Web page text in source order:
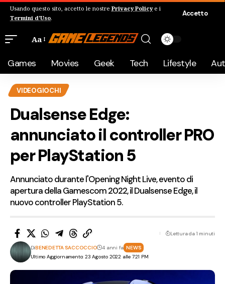
Usando questo sito, accetto le nostre Privacy Policye i
Termini d'Uso.
Accetto
Aa
Games Movies Geek Tech Lifestyle
VIDEOGIOCHI
Dualsense Edge:
annunciato il controller PRO
per PlayStation 5
Annunciato durante l'Opening Night Live, evento di
apertura della Gamescom 2022, il Dualsense Edge, il
nuovo controller PlayStation 5.
Ultimo Aggiornamento: 23 Agosto 2022 alle 7:21 PM
DiBENEDETTA SACCOCCIO 4 anni fa NEWS
Lettura da 1 minuti